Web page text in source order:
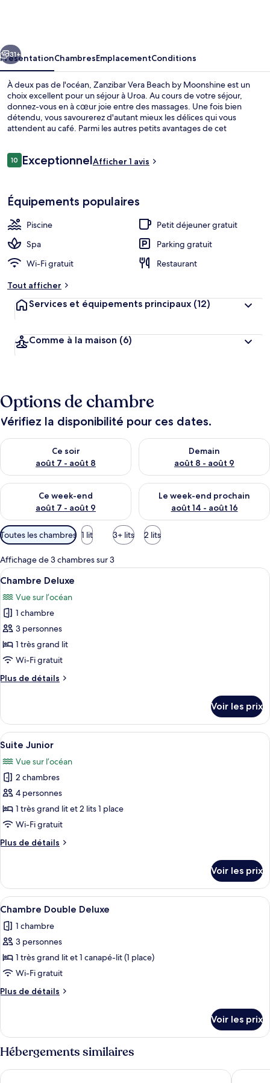
Moonshine
Suivant
31+
PrésentationChambresEmplacementConditions
À deux pas de l'océan, Zanzibar Vera Beach by Moonshine est un
choix excellent pour un séjour à Uroa. Au cours de votre séjour,
donnez-vous en à cœur joie entre des massages. Une fois bien
détendu, vous savourerez d'autant mieux les délices qui vous
attendent au café. Parmi les autres petits avantages de cet
Avis
voyageurs
1010 sur 10
ExceptionnelAfficher 1 avis
Équipements populaires
Piscine
Petit déjeuner gratuit
Spa
Parking gratuit
Wi-Fi gratuit
Restaurant
Tout afficher
Services et équipements principaux (12)
Comme à la maison (6)
Options de chambre
Vérifiez la disponibilité pour ces dates.
Ce soir
août 7 - août 8
Vérifier la disponibilité pour ce soir août 7 - août 8
Demain
août 8 - août 9
Vérifier la disponibilité pour
Ce week-end
août 7 - août 9
Vérifier la disponibilité pour ce week-end août 7 - août 9
Le week-end prochain
août 14 - août 16
Vérifier la disponibilité pour
Filtres
disponibles
pour
les
chambres
Toutes les chambres 1 lit 3+ lits 2 lits
Affichage de 3 chambres sur 3
Afficher
toutes
les
photos
pour
ce
type
chambre :
Chambre Deluxe | Wi-Fi gratuit,
1
Chambre Deluxe
Vue sur l’océan
1 chambre
3 personnes
1 très grand lit
Wi-Fi gratuit
Plus de détails
Plus
le
type
de
Chambre
Deluxe
Voir les prix
Afficher
toutes
les
photos
pour
ce
type
chambre :
Suite Junior | Wi-Fi gratuit, draps
1
Suite Junior
Vue sur l’océan
2 chambres
4 personnes
1 très grand lit et 2 lits 1 place
Wi-Fi gratuit
Plus de détails
Plus
le
type
de
Suite
Junior
Voir les prix
Afficher
toutes
les
photos
pour
ce
type
de
Chambre
Double
Deluxe
Chambre Double Deluxe | Wi-Fi
1
Chambre Double Deluxe
1 chambre
3 personnes
1 très grand lit et 1 canapé-lit (1 place)
Wi-Fi gratuit
Plus de détails
Plus
le
type
de
chambre
Chambre
Voir les prix
Hébergements similaires
Antares Villa